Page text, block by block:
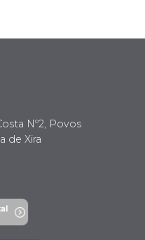
Nº2, Povos
de Xira